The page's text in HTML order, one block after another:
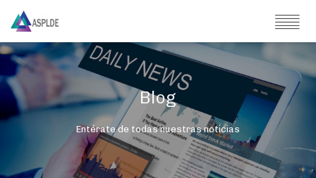
Blog
Entérate de todas nuestras noticias